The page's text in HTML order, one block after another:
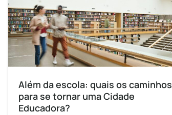
Além da escola: quais os caminhos
para se tornar uma Cidade
Educadora?